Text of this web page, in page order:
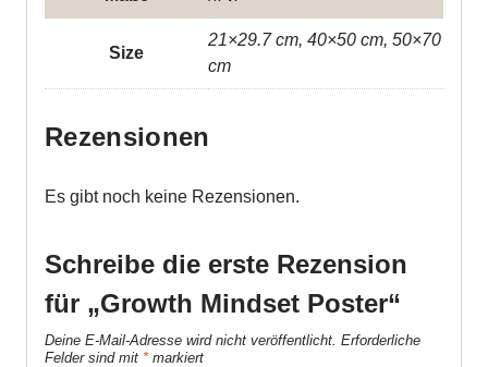
Size
21×29.7 cm, 40×50 cm, 50×70
cm
Rezensionen
Es gibt noch keine Rezensionen.
Schreibe die erste Rezension
für „Growth Mindset Poster“
Deine E-Mail-Adresse wird nicht veröffentlicht. Erforderliche
Felder sind mit *markiert